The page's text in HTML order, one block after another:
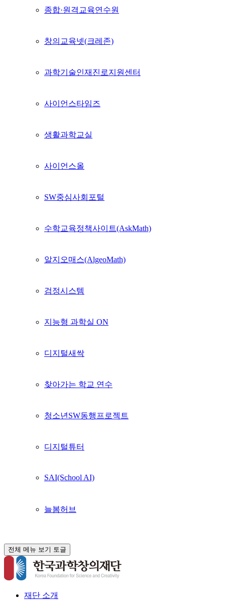
종합·원격교육연수원
창의교육넷(크레존)
과학기술인재진로지원센터
사이언스타임즈
생활과학교실
사이언스올
SW중심사회포털
수학교육정책사이트(AskMath)
알지오매스(AlgeoMath)
검정시스템
지능형 과학실 ON
디지털새싹
찾아가는 학교 연수
청소년SW동행프로젝트
디지털튜터
SAI(School AI)
늘봄허브
전체 메뉴 보기 토글
재단 소개